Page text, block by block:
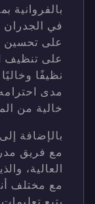
بالفروانية
في الجدران
على تحسين
على تنظيف
نظيفًا
مدى
خالية من
بالإضافة
مع فريق
العالية،
مع مختلف